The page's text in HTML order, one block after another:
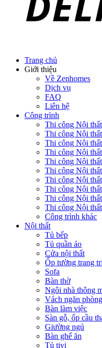
Trang chủ
Giới thiệu
Về Zenhomes
Dịch vụ
FAQ
Liên hệ
Công trình
Thi công Nội
Thi công Nội
Thi công Nội
Thi công Nội
Thi công Nội
Thi công Nội
Thi công Nội
Thi công Nội
Thi công Nội
Thi công Nội
Công trình khác
Nội thất
Tủ bếp
Tủ quần áo
Cửa nội thất
Ốp tường trang
Sofa
Bàn thờ
Ngôi nhà thông
Vách ngăn phòng
Bàn làm việc
Sàn gỗ, ốp cầu
Giường ngủ
Bàn ghế ăn
Tủ tivi